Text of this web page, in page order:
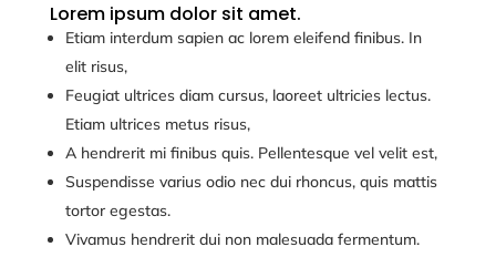
Lorem ipsum dolor sit amet.
Etiam interdum sapien ac lorem eleifend finibus. In
elit risus,
Feugiat ultrices diam cursus, laoreet ultricies lectus.
Etiam ultrices metus risus,
A hendrerit mi finibus quis. Pellentesque vel velit est,
Suspendisse varius odio nec dui rhoncus, quis mattis
tortor egestas.
Vivamus hendrerit dui non malesuada fermentum.